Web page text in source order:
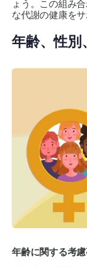
ょう。この組み
な代謝の健康を
年齢、性別
年齢に関する考